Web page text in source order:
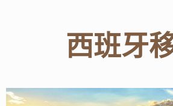
西班牙